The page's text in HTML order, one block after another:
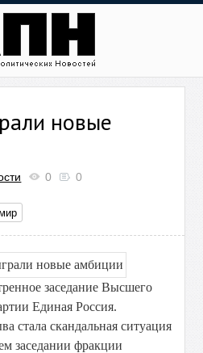
новые
0 0
заседание Высшего
Единая Россия.
стала скандальная ситуация
заседании фракции